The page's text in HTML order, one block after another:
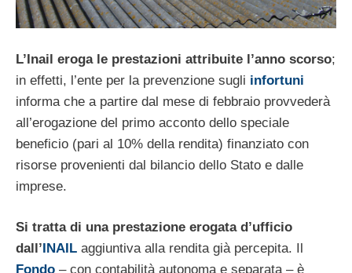
L’Inail eroga le prestazioni attribuite l’anno scorso;
in effetti, l’ente per la prevenzione sugli infortuni
informa che a partire dal mese di febbraio provvederà
all’erogazione del primo acconto dello speciale
beneficio (pari al 10% della rendita) finanziato con
risorse provenienti dal bilancio dello Stato e dalle
imprese.
Si tratta di una prestazione erogata d’ufficio
dall’ INAIL aggiuntiva alla rendita già percepita. Il
Fondo – con contabilità autonoma e separata – è